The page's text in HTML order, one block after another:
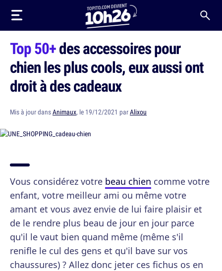
Top 50+des accessoires pour
chien les plus cools, eux aussi ont
droit à des cadeaux
Mis à jour dansAnimaux, le 19/12/2021 parAlixou
Vous considérez votre beau chien comme votre
enfant, votre meilleur ami ou même votre
amant et vous avez envie de lui faire plaisir et
de le rendre plus beau de jour en jour parce
qu'il le vaut bien quand même (même s'il
renifle le cul des gens et qu'il bave sur vos
chaussures) ? Allez donc jeter ces fichus os en